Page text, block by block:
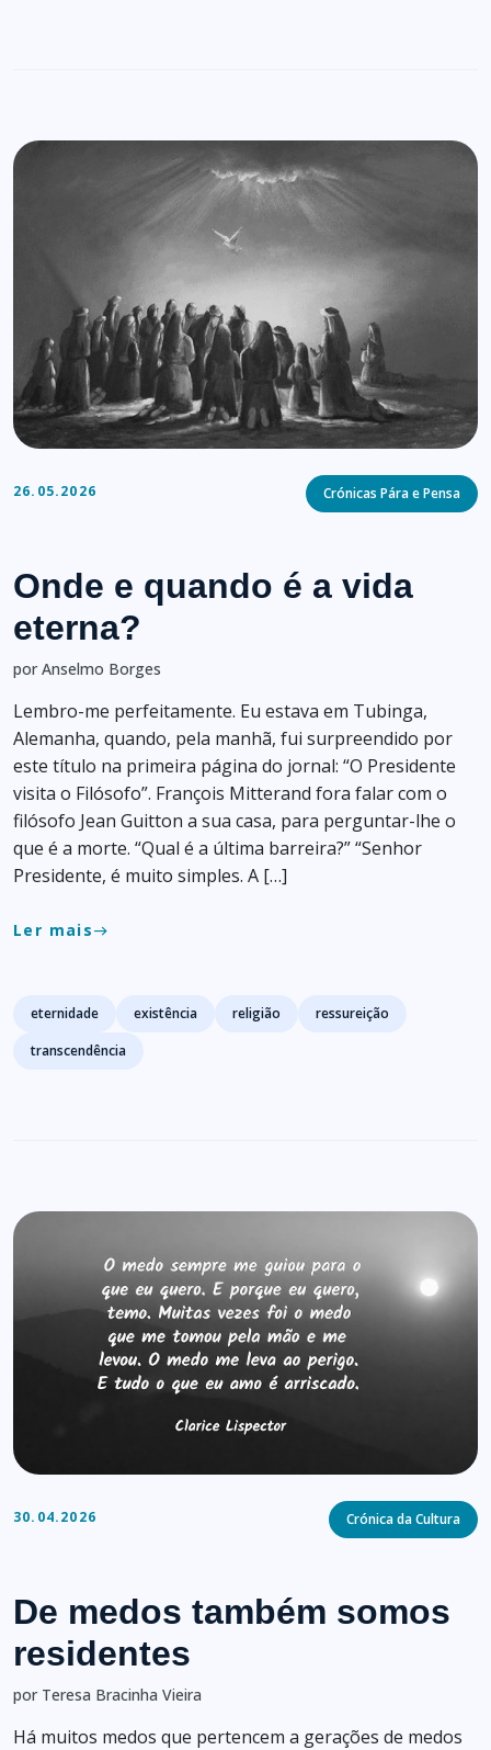
26.05.2026 Categories
Crónicas Pára e Pensa
Onde e quando é a vida
eterna?
por Anselmo Borges
Lembro-me perfeitamente. Eu estava em Tubinga,
Alemanha, quando, pela manhã, fui surpreendido por
este título na primeira página do jornal: “O Presidente
visita o Filósofo”. François Mitterand fora falar com o
filósofo Jean Guitton a sua casa, para perguntar-lhe o
que é a morte. “Qual é a última barreira?” “Senhor
Presidente, é muito simples. A […]
Ler maiseast
Tags
eternidade existência religião
ressureição
transcendência
30.04.2026 Categories
Crónica da Cultura
De medos também somos
residentes
por Teresa Bracinha Vieira
Há muitos medos que pertencem a gerações de medos